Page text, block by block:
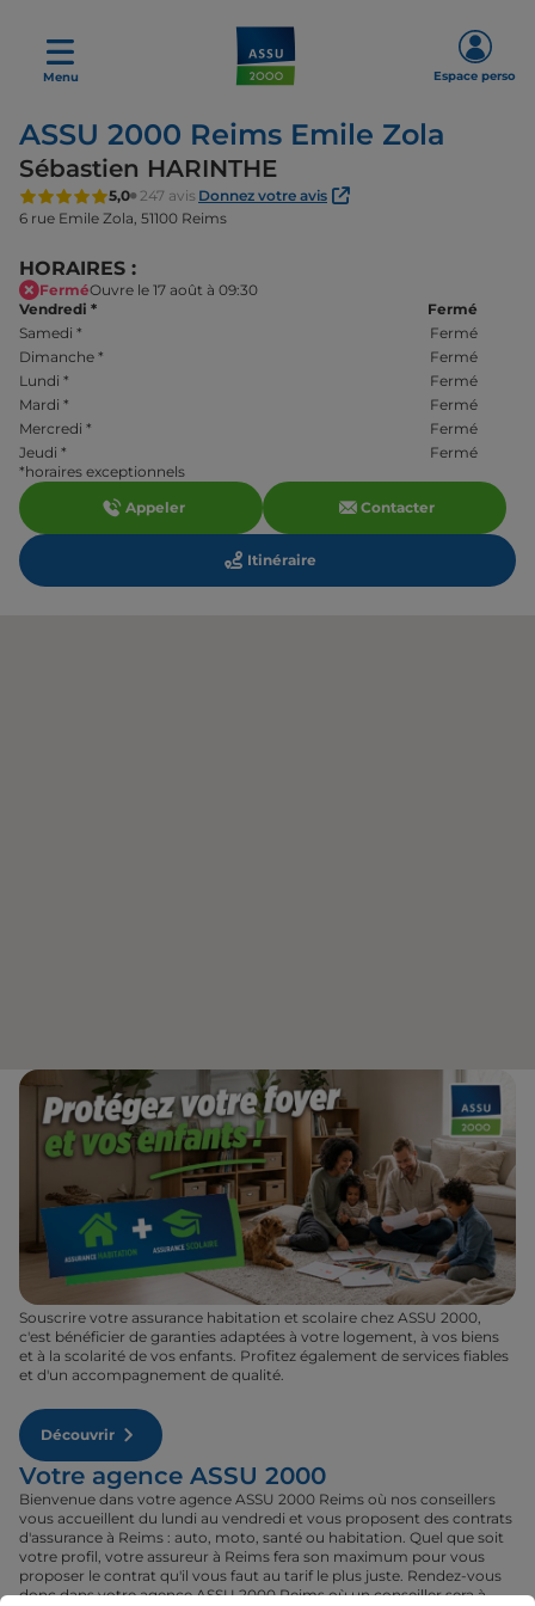
Menu Espace perso
ASSU 2000 Reims Emile Zola
Sébastien HARINTHE
5,0 247 avis Donnez votre avis
6 rue Emile Zola, 51100 Reims
HORAIRES :
FerméOuvre le 17 août à 09:30
Vendredi *
Fermé
Samedi *
Fermé
Dimanche *
Fermé
Lundi *
Fermé
Mardi *
Fermé
Mercredi *
Fermé
Jeudi *
Fermé
*horaires exceptionnels
Appeler
Contacter
Itinéraire
Souscrire votre assurance habitation et scolaire chez ASSU 2000,
c'est bénéficier de garanties adaptées à votre logement, à vos biens
et à la scolarité de vos enfants. Profitez également de services fiables
et d'un accompagnement de qualité.
Découvrir
Votre agence ASSU 2000
Bienvenue dans votre agence ASSU 2000 Reims où nos conseillers
vous accueillent du lundi au vendredi et vous proposent des contrats
d'assurance à Reims : auto, moto, santé ou habitation. Quel que soit
votre profil, votre assureur à Reims fera son maximum pour vous
proposer le contrat qu'il vous faut au tarif le plus juste. Rendez-vous
donc dans votre agence ASSU 2000 Reims où un conseiller sera à